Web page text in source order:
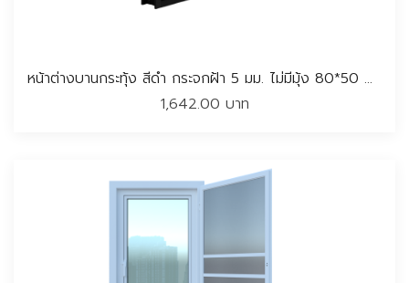
หน้าต่างบานกระทุ้ง สีดำ กระจกฝ้า 5 มม. ไม่มีมุ้ง 80*50 CM.
1,642.00 บาท